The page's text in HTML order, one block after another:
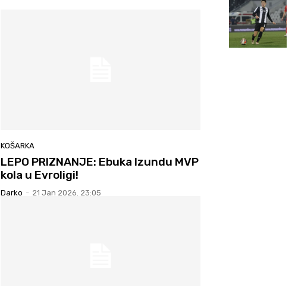
KOŠARKA
LEPO PRIZNANJE: Ebuka Izundu MVP
kola u Evroligi!
Darko - 21 Jan 2026. 23:05